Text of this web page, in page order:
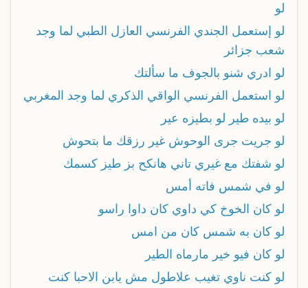
لو
لو إستعمل الجندي الفرنسي العازل الطبي لما وجد
شعب جزائر
لو ادري شنو بالجوف ما سألتك
لو استعمل الفرنسي الواقي الذكري لما وجد المغربي
لو بيده طير لو بطيزه عير
لو جريت جرى الوحوش غير رزقك ما بتحوش
لو شفتك مع غيري تاني هانكح بز طيز كسمك
لو في شمس فاته أمس
لو كان الخوخ كي داوي كان داوا راسو
لو كان به شمس كان من امس
لو كان فيو خير مارماه الطير
لو كنت ناوي تغيب علاطول مش يابن الاحبا كنت